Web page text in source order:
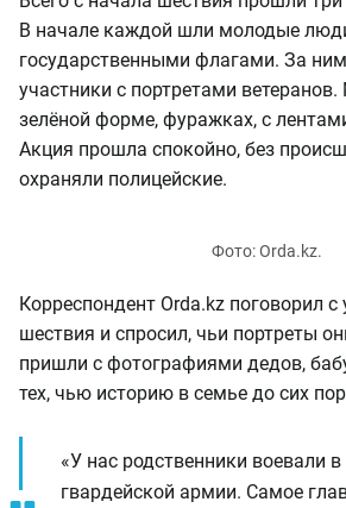
В начале каждой шли молодые
государственными флагами. За
участники с портретами
зелёной форме, фуражках, с
Акция прошла спокойно, без
охраняли полицейские.
Корреспондент Orda.kz поговорил с
шествия и спросил, чьи портреты
пришли с фотографиями дедов,
тех, чью историю в семье до сих
«У нас родственники воевали в
гвардейской армии. Самое